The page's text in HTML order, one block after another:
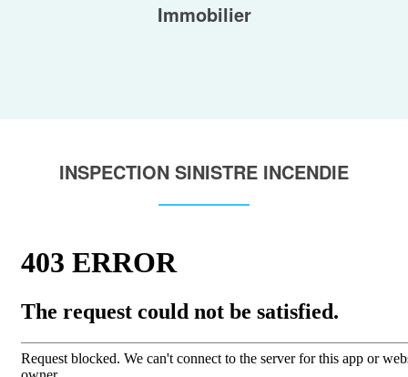
Immobilier
INSPECTION SINISTRE INCENDIE